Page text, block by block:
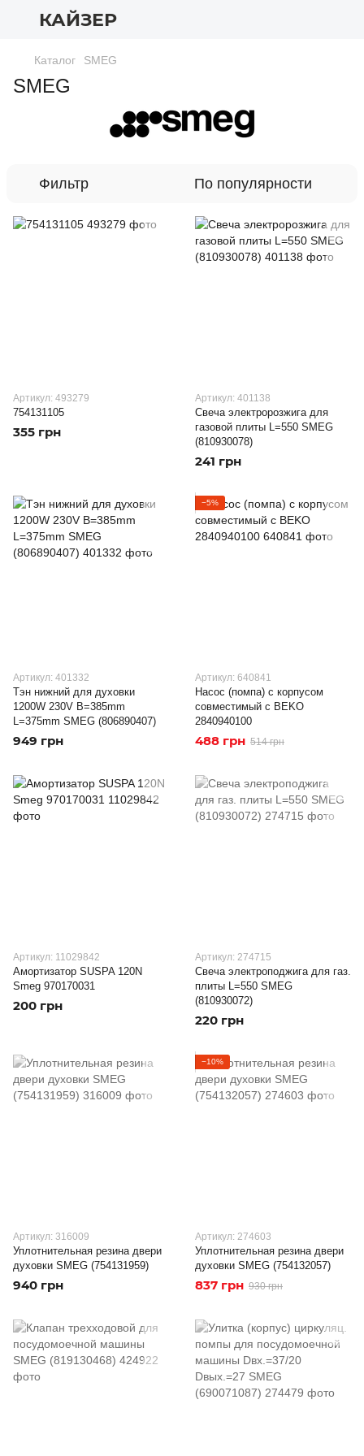
КАЙЗЕР
Каталог SMEG
SMEG
Фильтр По популярности
Артикул: 493279
754131105
355 грн
Артикул: 401138
Свеча электророзжига для
газовой плиты L=550 SMEG
(810930078)
241 грн
Артикул: 401332
Тэн нижний для духовки
1200W 230V B=385mm
L=375mm SMEG (806890407)
949 грн
−5%
Артикул: 640841
Насос (помпа) с корпусом
совместимый с BEKO
2840940100
488 грн 514 грн
Артикул: 11029842
Амортизатор SUSPA 120N
Smeg 970170031
200 грн
Артикул: 274715
Свеча электроподжига для газ.
плиты L=550 SMEG
(810930072)
220 грн
Артикул: 316009
Уплотнительная резина двери
духовки SMEG (754131959)
940 грн
−10%
Артикул: 274603
Уплотнительная резина двери
духовки SMEG (754132057)
837 грн 930 грн